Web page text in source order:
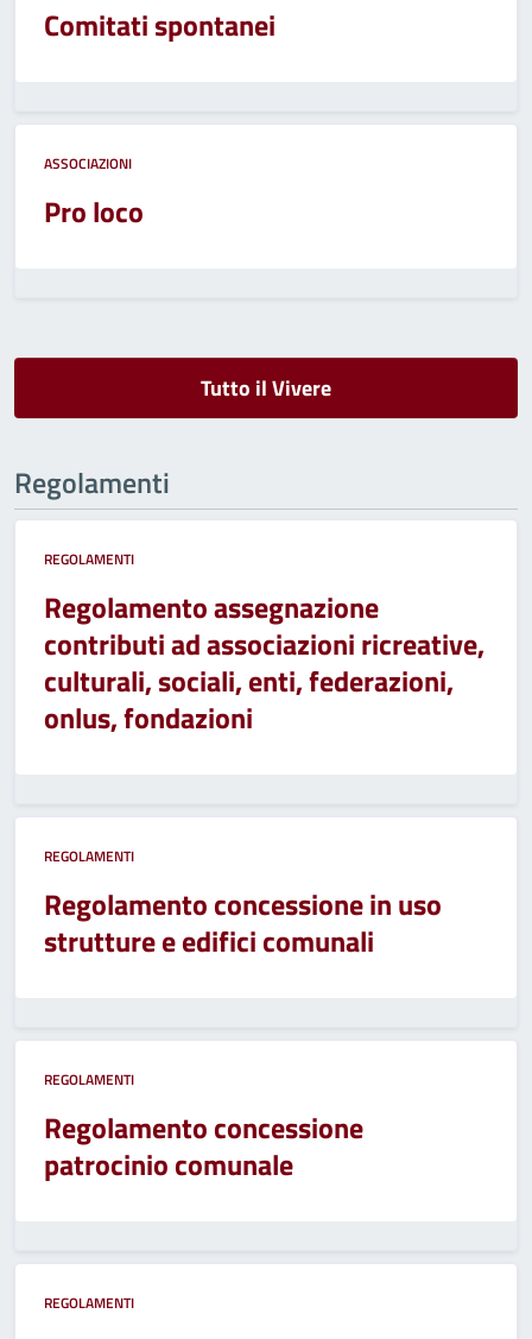
Comitati spontanei
ASSOCIAZIONI
Pro loco
Tutto il Vivere
Regolamenti
REGOLAMENTI
Regolamento assegnazione
contributi ad associazioni ricreative,
culturali, sociali, enti, federazioni,
onlus, fondazioni
REGOLAMENTI
Regolamento concessione in uso
strutture e edifici comunali
REGOLAMENTI
Regolamento concessione
patrocinio comunale
REGOLAMENTI